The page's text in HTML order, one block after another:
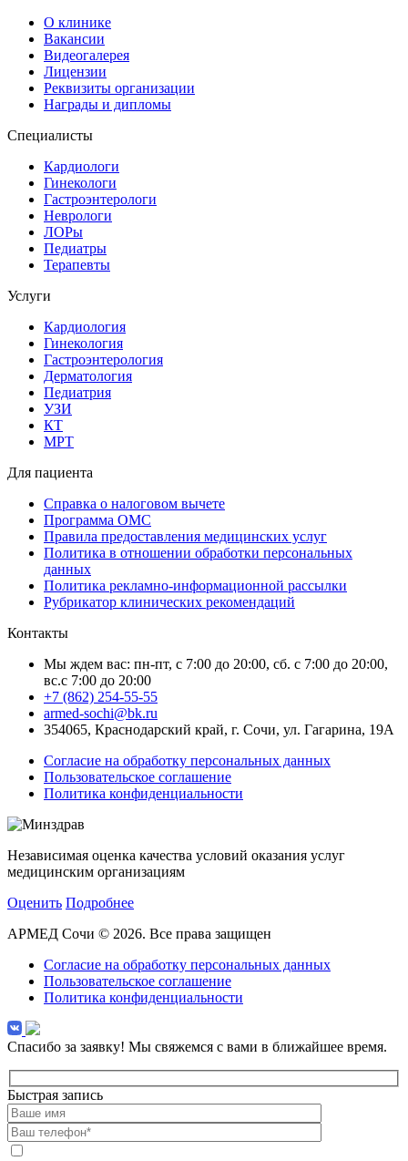
О клинике
Вакансии
Видеогалерея
Лицензии
Реквизиты организации
Награды и дипломы
Специалисты
Кардиологи
Гинекологи
Гастроэнтерологи
Неврологи
ЛОРы
Педиатры
Терапевты
Услуги
Кардиология
Гинекология
Гастроэнтерология
Дерматология
Педиатрия
УЗИ
КТ
МРТ
Для пациента
Справка о налоговом вычете
Программа ОМС
Правила предоставления медицинских услуг
Политика в отношении обработки персональных
данных
Политика рекламно-информационной рассылки
Рубрикатор клинических рекомендаций
Контакты
Мы ждем вас: пн-пт, с 7:00 до 20:00, сб. с 7:00 до 20:00,
вс.с 7:00 до 20:00
+7 (862) 254-55-55
armed-sochi@bk.ru
354065, Краснодарский край, г. Сочи, ул. Гагарина, 19А
Согласие на обработку персональных данных
Пользовательское соглашение
Политика конфиденциальности
Независимая оценка качества условий оказания услуг
медицинским организациям
Оценить Подробнее
АРМЕД Сочи © 2026. Все права защищен
Согласие на обработку персональных данных
Пользовательское соглашение
Политика конфиденциальности
Спасибо за заявку! Мы свяжемся с вами в ближайшее время.
Быстрая запись